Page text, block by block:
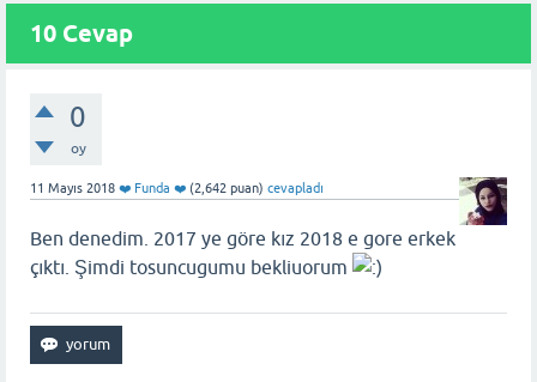
10 Cevap
0
oy
11 Mayıs 2018 ❤️ Funda ❤️ (2,642 puan) cevapladı
Ben denedim. 2017 ye göre kız 2018 e gore erkek
çıktı. Şimdi tosuncugumu bekliuorum